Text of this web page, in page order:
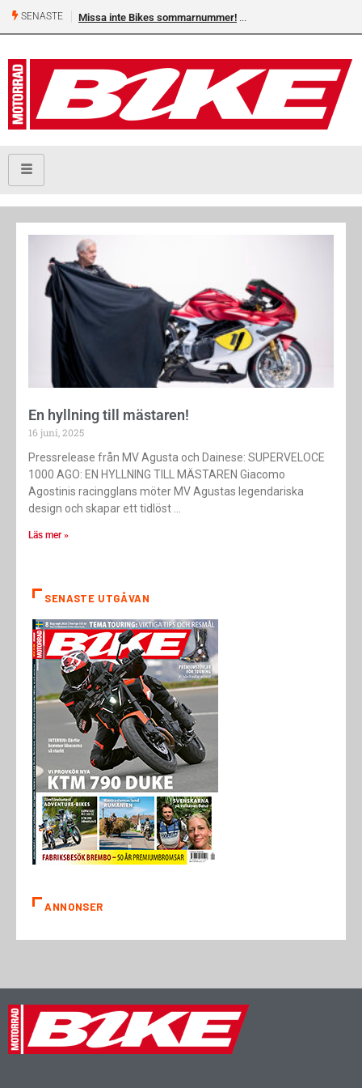
SENASTE Missa inte Bikes sommarnummer!
En hyllning till mästaren!
16 juni, 2025
Pressrelease från MV Agusta och Dainese: SUPERVELOCE
1000 AGO: EN HYLLNING TILL MÄSTAREN Giacomo
Agostinis racingglans möter MV Agustas legendariska
design och skapar ett tidlöst
Läs mer »
SENASTE UTGÅVAN
ANNONSER